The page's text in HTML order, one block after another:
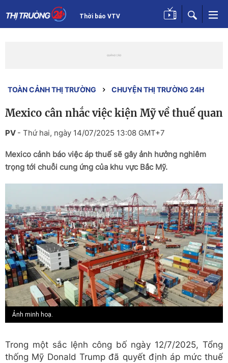
Thời báo VTV
TOÀN CẢNH THỊ TRƯỜNG CHUYỆN THỊ TRƯỜNG 24H
Mexico cân nhắc việc kiện Mỹ về thuế quan
PV - Thứ hai, ngày 14/07/2025 13:08 GMT+7
Mexico cảnh báo việc áp thuế sẽ gây ảnh hưởng nghiêm
trọng tới chuỗi cung ứng của khu vực Bắc Mỹ.
Ảnh minh hoạ.
Trong một sắc lệnh công bố ngày 12/7/2025, Tổng
thống Mỹ Donald Trump đã quyết định áp mức thuế